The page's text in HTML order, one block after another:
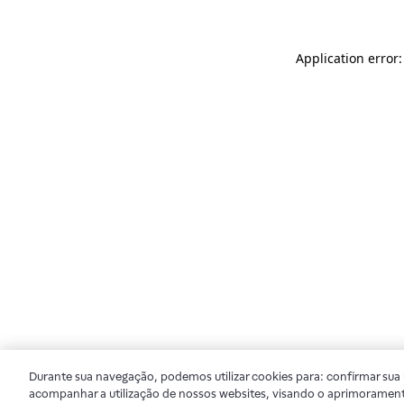
Application
Durante sua navegação, podemos utilizar cookies para: confirmar
acompanhar a utilização de nossos websites, visando o